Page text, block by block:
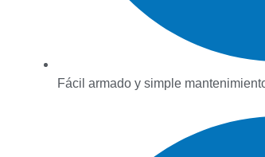
Fácil armado y simple